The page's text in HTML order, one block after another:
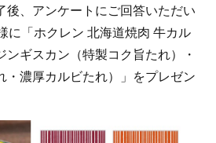
後、アンケートにご回答いただい
に「ホクレン 北海道焼肉 牛カル
ンギスカン（特製コク旨たれ）・
・濃厚カルビたれ）」をプレゼン